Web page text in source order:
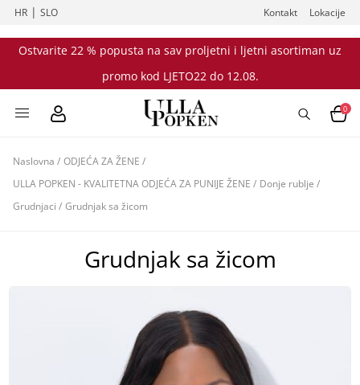
HR |SLO Kontakt Lokacije
Ostvarite 22 % popusta na sav proljetni i ljetni asortiman uz
promo kod LJETO22 do 12.08.
0
Naslovna / ODJEĆA ZA ŽENE /
ULLA POPKEN - KVALITETNA ODJEĆA ZA PUNIJE ŽENE / Donje rublje /
Grudnjaci / Grudnjak sa žicom
Grudnjak sa žicom